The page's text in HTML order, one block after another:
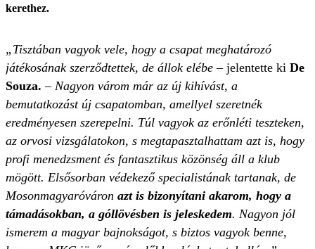
kerethez.
„Tisztában vagyok vele, hogy a csapat meghatározó
játékosának szerződtettek, de állok elébe– jelentette ki De
Souza. – Nagyon várom már az új kihívást, a
bemutatkozást új csapatomban, amellyel szeretnék
eredményesen szerepelni. Túl vagyok az erőnléti teszteken,
az orvosi vizsgálatokon, s megtapasztalhattam azt is, hogy
profi menedzsment és fantasztikus közönség áll a klub
mögött. Elsősorban védekező specialistának tartanak, de
Mosonmagyaróváron azt is bizonyítani akarom, hogy a
támadásokban, a góllövésben is jeleskedem. Nagyon jól
ismerem a magyar bajnokságot, s biztos vagyok benne,